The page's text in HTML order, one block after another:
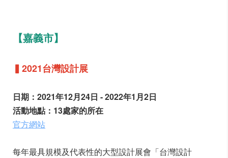
【嘉義市】
▍2021台灣設計展
日期：2021年12月24日 - 2022年1月2日
活動地點：13處家的所在
官方網站
每年最具規模及代表性的大型設計展會「台灣設計